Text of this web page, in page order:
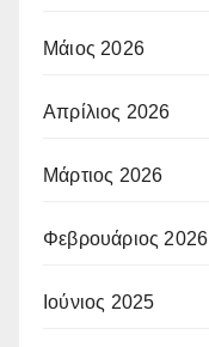
Μάιος 2026
Απρίλιος 2026
Μάρτιος 2026
Φεβρουάριος 2026
Ιούνιος 2025